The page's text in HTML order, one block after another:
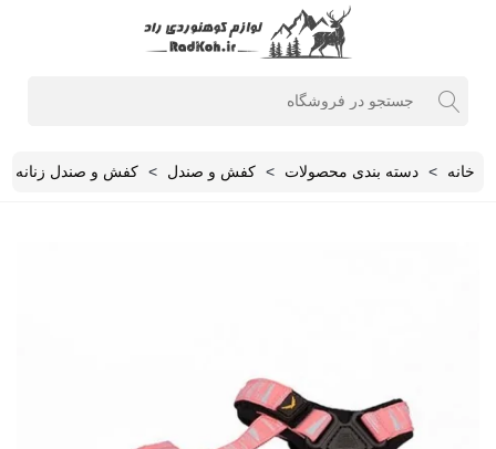
خانه > دسته بندی محصولات > کفش و صندل > کفش و صندل زنانه